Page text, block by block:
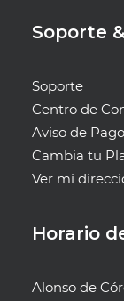
Soporte
Soporte
Centro de
Aviso de Pago
Cambia tu
Ver mi
Horario
Alonso de